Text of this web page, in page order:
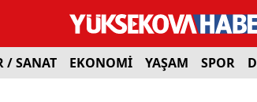
/ SANAT EKONOMİ YAŞAM SPOR